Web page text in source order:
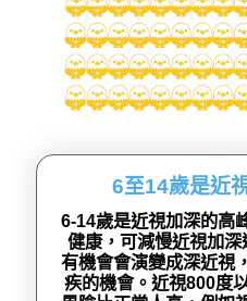
6至14歲是近
6-14歲是近視加深的高
健康，可減慢近視加深
有機會會演變成深近視
疾的機會。近視800度